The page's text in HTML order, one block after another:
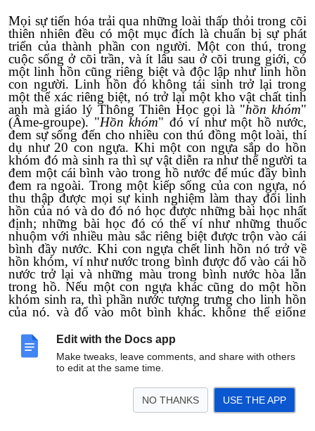
Edit with the Docs app
Make tweaks, leave comments, and share with others
to edit at the same time.
NO THANKS USE THE APP
Mọi sự tiến hóa trải qua những loài thấp thỏi trong cõi
thiên nhiên đều có một mục đích là chuẩn bị sự phát
triển của thành phần con người. Một con thú, trong
cuộc sống ở cõi trần, và ít lâu sau ở cõi trung giới, có
một linh hồn cũng riêng biệt và độc lập như linh hồn
con người. Linh hồn đó không tái sinh trở lại trong
một thể xác riêng biệt, nó trở lại một kho vật chất tinh
anh mà giáo lý Thông Thiên Học gọi là "hồn khóm"
(Âme-groupe). "Hồn khóm" đó ví như một hồ nước,
đem sự sống đến cho nhiều con thú đồng một loài, thí
dụ như 20 con ngựa. Khi một con ngựa sắp do hồn
khóm đó mà sinh ra thì sự vật diễn ra như thể người ta
đem một cái bình vào trong hồ nước để múc đầy bình
đem ra ngoài. Trong một kiếp sống của con ngựa, nó
thu thập được mọi sự kinh nghiệm làm thay đổi linh
hồn của nó và do đó nó học được những bài học nhất
định; những bài học đó có thể ví như những thuốc
nhuộm với nhiều màu sắc riêng biệt được trộn vào cái
bình đầy nước. Khi con ngựa chết linh hồn nó trở về
hồn khóm, ví như nước trong bình được đổ vào cái hồ
nước trở lại và những màu trong bình nước hòa lẫn
trong hồ. Nếu một con ngựa khác cũng do một hồn
khóm sinh ra, thì phần nước tượng trưng cho linh hồn
của nó, và đổ vào một bình khác, không thể giống
Khi một con thú đã phát triển đầy đủ để có thể trở nên
người, thì sau khi chết, linh hồn nó không còn trở về
đó, mới diễn ra một sự kiện vừa lạ lùng vừa tốt đẹp.
Cái tinh hoa của linh hồn đó, tượng trưng bằng nước
trong bình, trở nên một cái thể hoạt động cho một cái